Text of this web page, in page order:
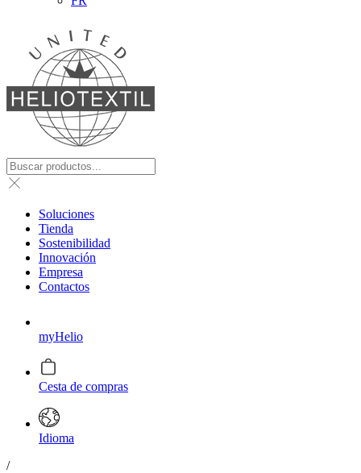
Soluciones
Tienda
Sostenibilidad
Innovación
Empresa
Contactos
myHelio
Cesta de compras
Idioma
/